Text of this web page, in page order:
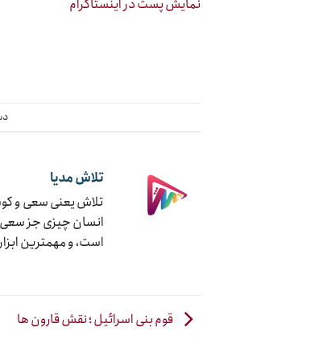
نمایش پست در اینستاگرام
تلاش مدیا
تلاش یعنی سعی و
انسان چیزی جز سعی
است، و مهمترین
قوم بنی اسرائیل ؛ نقش قارون ها